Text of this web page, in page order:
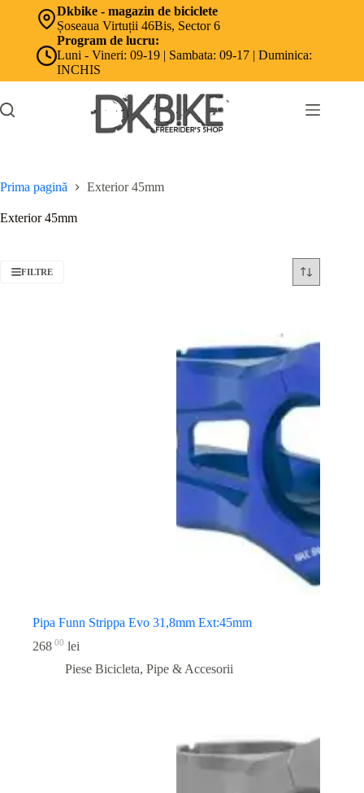
Dkbike - magazin de biciclete
Șoseaua Virtuții 46Bis, Sector 6
Program de lucru:
Luni - Vineri: 09-19 | Sambata: 09-17 | Duminica:
INCHIS
Prima pagină Exterior 45mm
Exterior 45mm
FILTRE
Pipa Funn Strippa Evo 31,8mm Ext:45mm
268 00 lei
Piese Bicicleta, Pipe & Accesorii